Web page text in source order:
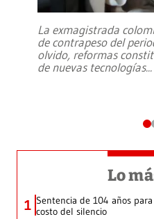
La exmagistrada
de contrapeso del
olvido, reformas
de nuevas tecnologías...
Lo
1 Sentencia de 104 años
costo del silencio